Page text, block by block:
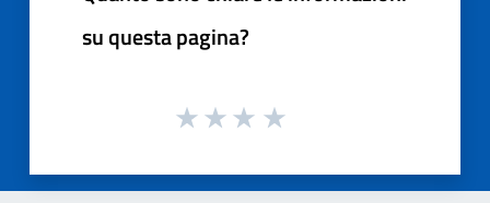
su questa pagina?